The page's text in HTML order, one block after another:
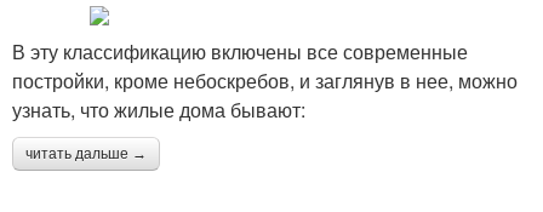
В эту классификацию включены все современные
постройки, кроме небоскребов, и заглянув в нее, можно
узнать, что жилые дома бывают:
читать дальше →